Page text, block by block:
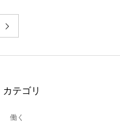

カテゴリ
働く